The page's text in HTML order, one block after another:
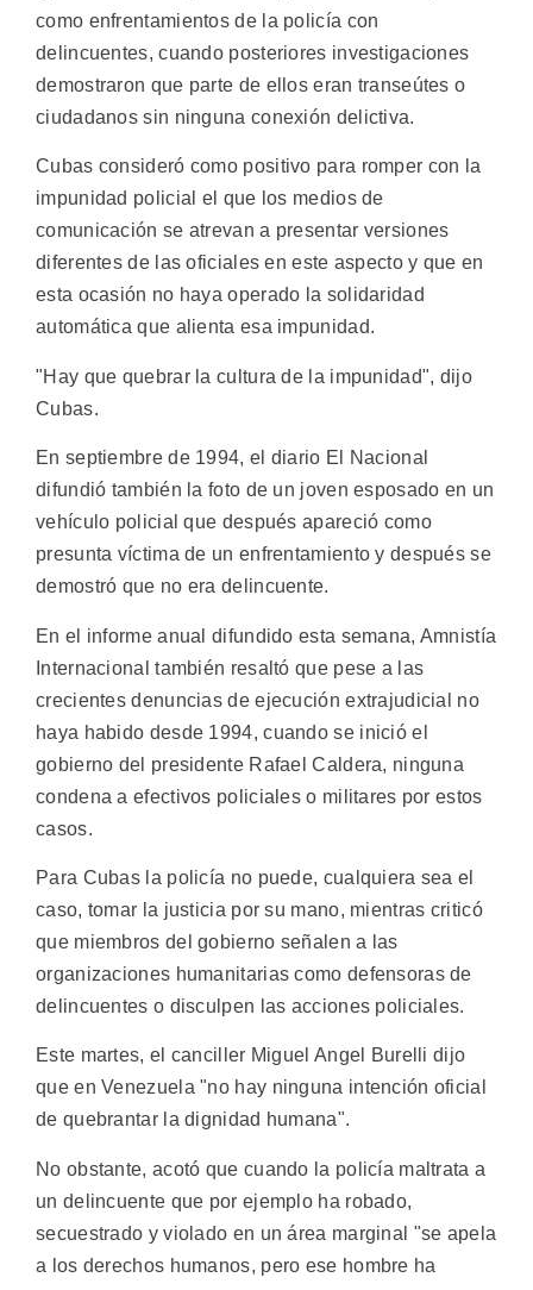
como enfrentamientos de la policía con
delincuentes, cuando posteriores investigaciones
demostraron que parte de ellos eran transeútes o
ciudadanos sin ninguna conexión delictiva.
Cubas consideró como positivo para romper con la
impunidad policial el que los medios de
comunicación se atrevan a presentar versiones
diferentes de las oficiales en este aspecto y que en
esta ocasión no haya operado la solidaridad
automática que alienta esa impunidad.
"Hay que quebrar la cultura de la impunidad", dijo
Cubas.
En septiembre de 1994, el diario El Nacional
difundió también la foto de un joven esposado en un
vehículo policial que después apareció como
presunta víctima de un enfrentamiento y después se
demostró que no era delincuente.
En el informe anual difundido esta semana, Amnistía
Internacional también resaltó que pese a las
crecientes denuncias de ejecución extrajudicial no
haya habido desde 1994, cuando se inició el
gobierno del presidente Rafael Caldera, ninguna
condena a efectivos policiales o militares por estos
casos.
Para Cubas la policía no puede, cualquiera sea el
caso, tomar la justicia por su mano, mientras criticó
que miembros del gobierno señalen a las
organizaciones humanitarias como defensoras de
delincuentes o disculpen las acciones policiales.
Este martes, el canciller Miguel Angel Burelli dijo
que en Venezuela "no hay ninguna intención oficial
de quebrantar la dignidad humana".
No obstante, acotó que cuando la policía maltrata a
un delincuente que por ejemplo ha robado,
secuestrado y violado en un área marginal "se apela
a los derechos humanos, pero ese hombre ha